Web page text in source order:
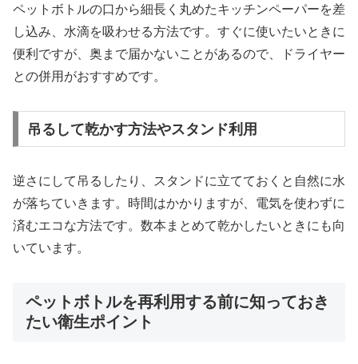
ペットボトルの口から細長く丸めたキッチンペーパーを差
し込み、水滴を吸わせる方法です。すぐに使いたいときに
便利ですが、奥まで届かないことがあるので、ドライヤー
との併用がおすすめです。
吊るして乾かす方法やスタンド利用
逆さにして吊るしたり、スタンドに立てておくと自然に水
が落ちていきます。時間はかかりますが、電気を使わずに
済むエコな方法です。数本まとめて乾かしたいときにも向
いています。
ペットボトルを再利用する前に知っておき
たい衛生ポイント